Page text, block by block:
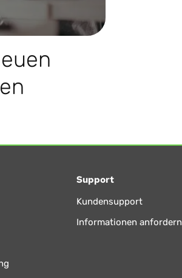
Support
Kundensupport
Informationen anfordern